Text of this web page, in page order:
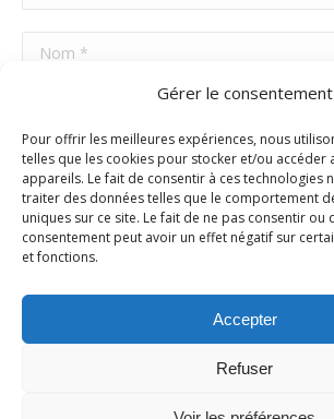
Gérer le consentement
Pour offrir les meilleures expériences, nous
telles que les cookies pour stocker et/ou accéder
appareils. Le fait de consentir à ces technologies
traiter des données telles que le comportement
uniques sur ce site. Le fait de ne pas consentir ou
consentement peut avoir un effet négatif sur
et fonctions.
Accepter
Refuser
Nom *
Site Web
Poster commentaire